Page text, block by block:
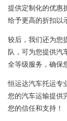
提供定制化的优惠
给予更高的折扣以
较后，我们还为您
队，可为您提供汽
全等级服务，确保
恒运达汽车托运专
您的汽车运输提供
您的信任和支持！